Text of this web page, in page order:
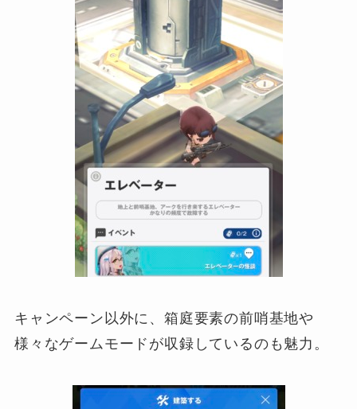
キャンペーン以外に、箱庭要素の前哨基地や
様々なゲームモードが収録しているのも魅力。